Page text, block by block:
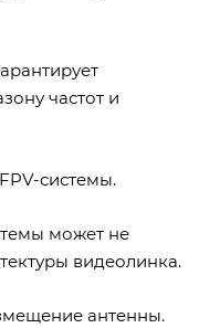
частот и
системы.
может не
видеолинка.
антенны.